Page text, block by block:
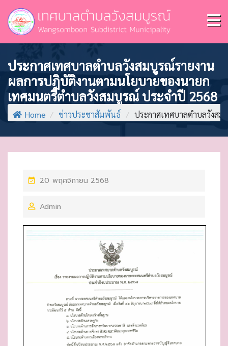
ประกาศเทศบาลตำบลวังสมบูรณ์รายงาน
ผลการปฎิบัติงานตามนโยบายของนายก
เทศมนตรีตำบลวังสมบูรณ์ ประจำปี 2568
Home / ข่าวประชาสัมพันธ์ / ประกาศเทศบาลตำบลวังส
P
S
E
20 พฤศจิกายน 2568
Admin